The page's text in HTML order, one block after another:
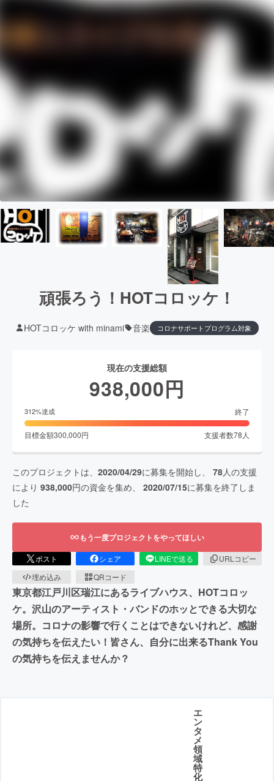
頑張ろう！HOTコロッケ！
HOTコロッケ with minami 音楽 コロナサポートプログラム対象
現在の支援総額
938,000円
312%達成 終了
目標金額300,000円 支援者数78 人
このプロジェクトは、 2020/04/29に募集を開始し、 78人の支援
により 938,000円の資金を集め、 2020/07/15に募集を終了しま
した
もう一度プロジェクトをやってほしい
ポスト シェア LINEで送る
URLコピー
埋め込み
QRコード
東京都江戸川区瑞江にあるライブハウス、HOTコロッ
ケ。沢山のアーティスト・バンドのホッとできる大切な
場所。コロナの影響で行くことはできないけれど、感謝
の気持ちを伝えたい！皆さん、自分に出来るThank You
の気持ちを伝えませんか？
エ
ン
タ
メ
領
域
特
化